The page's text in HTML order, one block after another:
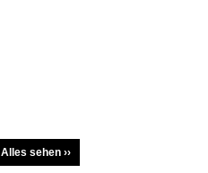
Alles sehen ››